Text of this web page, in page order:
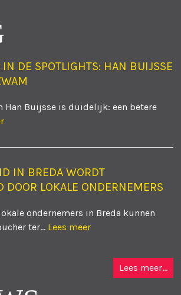
DE SPOTLIGHTS: HAN BUIJSSE
Han Buijsse is duidelijk: een betere
IN BREDA WORDT
DOOR LOKALE ONDERNEMERS
ondernemers in Breda kunnen
ter... Lees meer
Lees meer...